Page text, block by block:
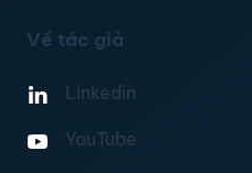
Về tác giả
Linkedin
YouTube